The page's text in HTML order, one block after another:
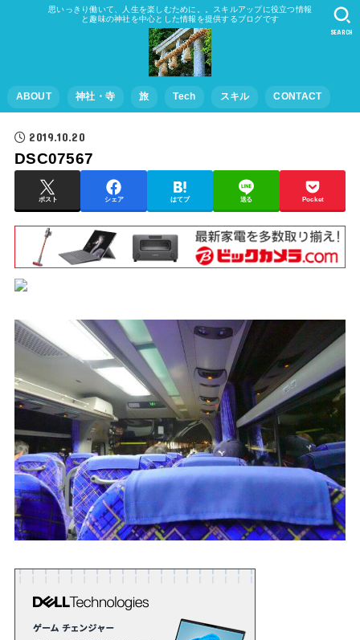
思いっきり働いて、人生を楽しむために。。スキルアップに役立つ情報
と趣味の神社を中心とした情報を提供するブログです
ABOUT 神社・寺 旅 Tech スキル CONTACT
SEARCH
2019.10.20
DSC07567
ポスト シェア はてブ 送る Pocket